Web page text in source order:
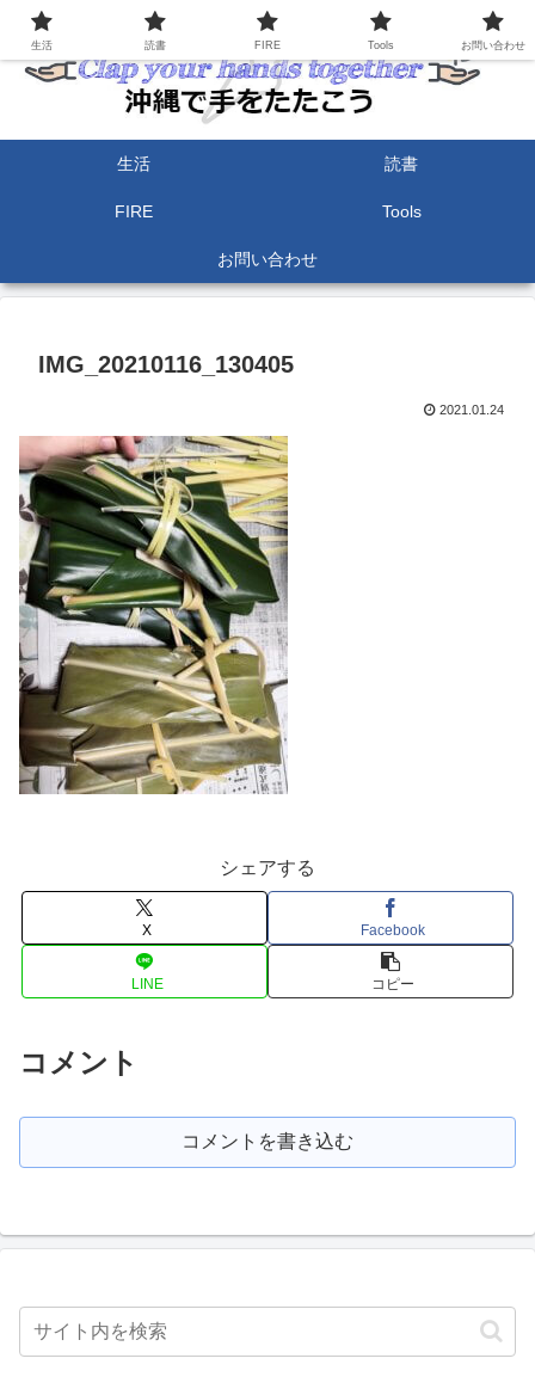
生活 読書
FIRE Tools
お問い合わせ
IMG_20210116_130405
2021.01.24
シェアする
X Facebook
LINE コピー
コメント
コメントを書き込む
生活 読書 FIRE Tools お問い合わせ